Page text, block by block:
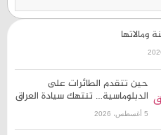
ومالاتها
حين تتقدم الطائرات على
الدبلوماسية… تنتهك سيادة العراق
5 أغسطس، 2026